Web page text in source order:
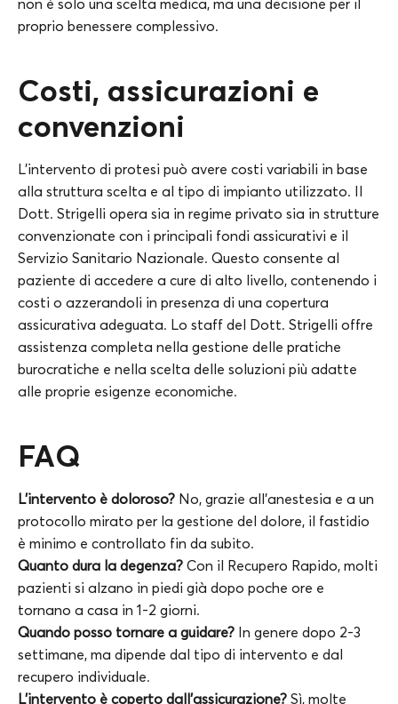
non è solo una scelta medica, ma una decisione per il
proprio benessere complessivo.
Costi, assicurazioni e
convenzioni
L’intervento di protesi può avere costi variabili in base
alla struttura scelta e al tipo di impianto utilizzato. Il
Dott. Strigelli opera sia in regime privato sia in strutture
convenzionate con i principali fondi assicurativi e il
Servizio Sanitario Nazionale. Questo consente al
paziente di accedere a cure di alto livello, contenendo i
costi o azzerandoli in presenza di una copertura
assicurativa adeguata. Lo staff del Dott. Strigelli offre
assistenza completa nella gestione delle pratiche
burocratiche e nella scelta delle soluzioni più adatte
alle proprie esigenze economiche.
FAQ
L’intervento è doloroso? No, grazie all’anestesia e a un
protocollo mirato per la gestione del dolore, il fastidio
è minimo e controllato fin da subito.
Quanto dura la degenza? Con il Recupero Rapido, molti
pazienti si alzano in piedi già dopo poche ore e
tornano a casa in 1-2 giorni.
Quando posso tornare a guidare? In genere dopo 2-3
settimane, ma dipende dal tipo di intervento e dal
recupero individuale.
L’intervento è coperto dall’assicurazione? Sì, molte